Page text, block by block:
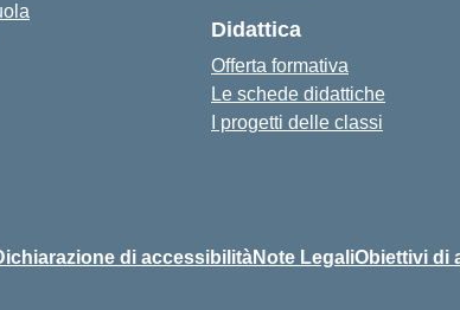
Didattica
Offerta formativa
Le schede didattiche
I progetti delle classi
di accessibilitàNote LegaliObiettivi di